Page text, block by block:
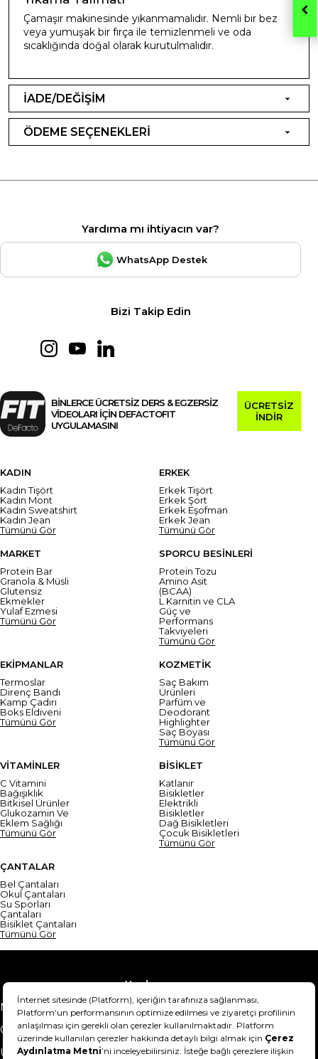
Çamaşır makinesinde yıkanmamalıdır. Nemli bir bez
veya yumuşak bir fırça ile temizlenmeli ve oda
sıcaklığında doğal olarak kurutulmalıdır.
İADE/DEĞİŞİM
ÖDEME SEÇENEKLERİ
Yardıma mı ihtiyacın var?
WhatsApp Destek
Bizi Takip Edin
BİNLERCE ÜCRETSİZ DERS & EGZERSİZ
VİDEOLARI İÇİN DEFACTOFIT
UYGULAMASINI
ÜCRETSİZ
İNDİR
KADIN
Kadın Tişört
Kadın Mont
Kadın Sweatshirt
Kadın Jean
Tümünü Gör
ERKEK
Erkek Tişört
Erkek Şort
Erkek Eşofman
Erkek Jean
Tümünü Gör
MARKET
Protein Bar
Granola & Müsli
Glutensiz
Ekmekler
Yulaf Ezmesi
Tümünü Gör
SPORCU BESİNLERİ
Protein Tozu
Amino Asit
(BCAA)
L Karnitin ve CLA
Güç ve
Performans
Takviyeleri
Tümünü Gör
EKİPMANLAR
Termoslar
Direnç Bandı
Kamp Çadırı
Boks Eldiveni
Tümünü Gör
KOZMETİK
Saç Bakım
Ürünleri
Parfüm ve
Deodorant
Highlighter
Saç Boyası
Tümünü Gör
VİTAMİNLER
C Vitamini
Bağışıklık
Bitkisel Ürünler
Glukozamin Ve
Eklem Sağlığı
Tümünü Gör
BİSİKLET
Katlanır
Bisikletler
Elektrikli
Bisikletler
Dağ Bisikletleri
Çocuk Bisikletleri
Tümünü Gör
ÇANTALAR
Bel Çantaları
Okul Çantaları
Su Sporları
Çantaları
Bisiklet Çantaları
Tümünü Gör
Yardım
Mesafeli Satış Sözleşmesi
Teslimat Bilgisi
Gizlilik Sözleşmesi
Şartlar & Koşullar
Ürünümü nasıl iade
Hakkımızda